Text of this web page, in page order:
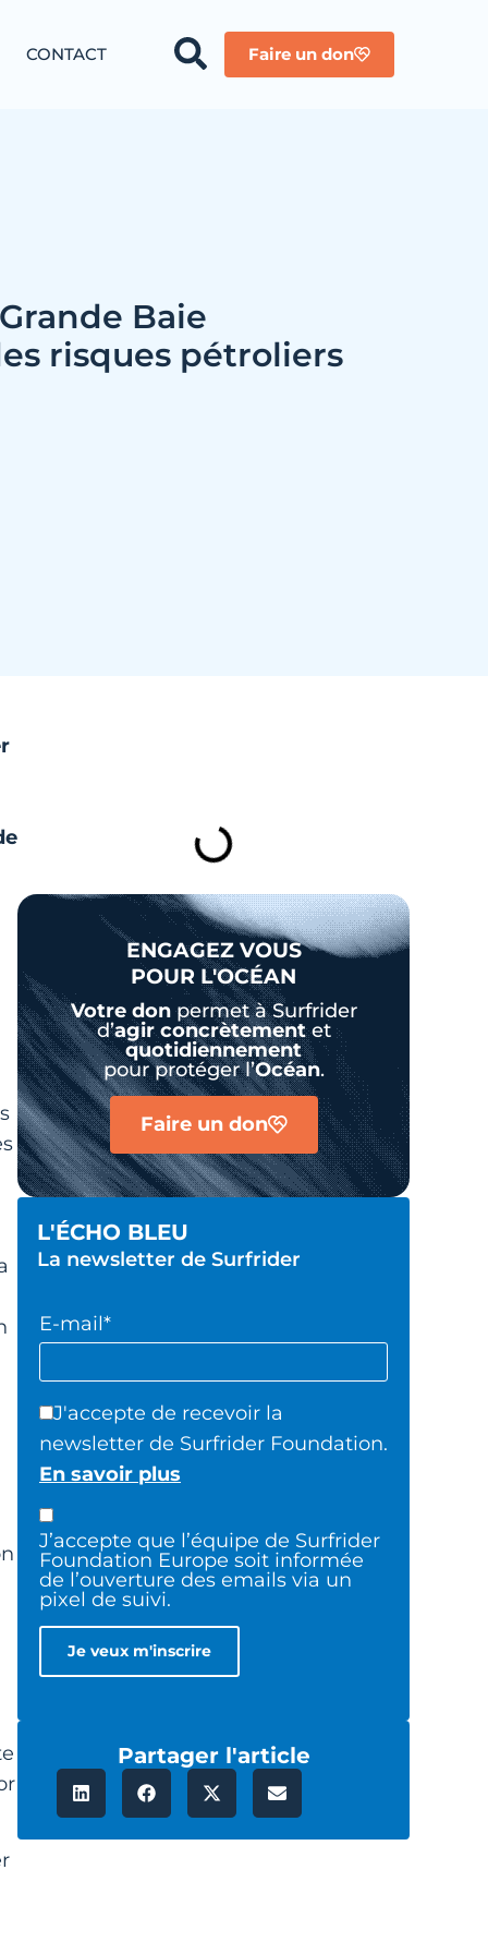
CONTACT Faire un don
Baie
risques pétroliers
ENGAGEZ VOUS
POUR L'OCÉAN
Votre donpermet à Surfrider
d’agir concrètementet
quotidiennement
pour protéger l’Océan.
Faire un don
L'ÉCHO BLEU
La newsletter de Surfrider
E-mail*
J'accepte de recevoir la
newsletter de Surfrider Foundation.
En savoir plus
J’accepte que l’équipe de Surfrider
Foundation Europe soit informée
de l’ouverture des emails via un
pixel de suivi.
Partager l'article